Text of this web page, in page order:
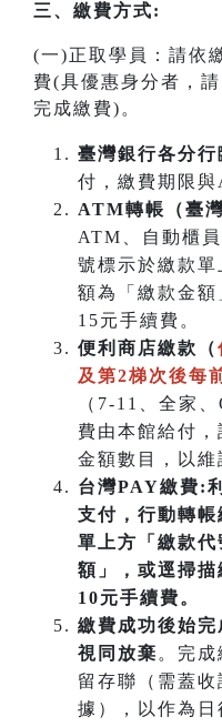
三、繳費方式:
(一)正取學員：請依
費(具優惠身分者，
完成繳費)。
臺灣銀行各分行
付，繳費期限與
ATM轉帳（臺
ATM、自動櫃
號標示於繳款
額為「繳款金
15元手續費。
便利商店繳款（
及第2梯次後每
（7-11、全家
費由本館給付
金額數目，以維
台灣PAY繳費:
支付，行動轉
單上方「繳款
額」，或逕掃
10元手續費。
繳費成功後始
視同放棄。完
留存聯（需蓋
據），以作為日